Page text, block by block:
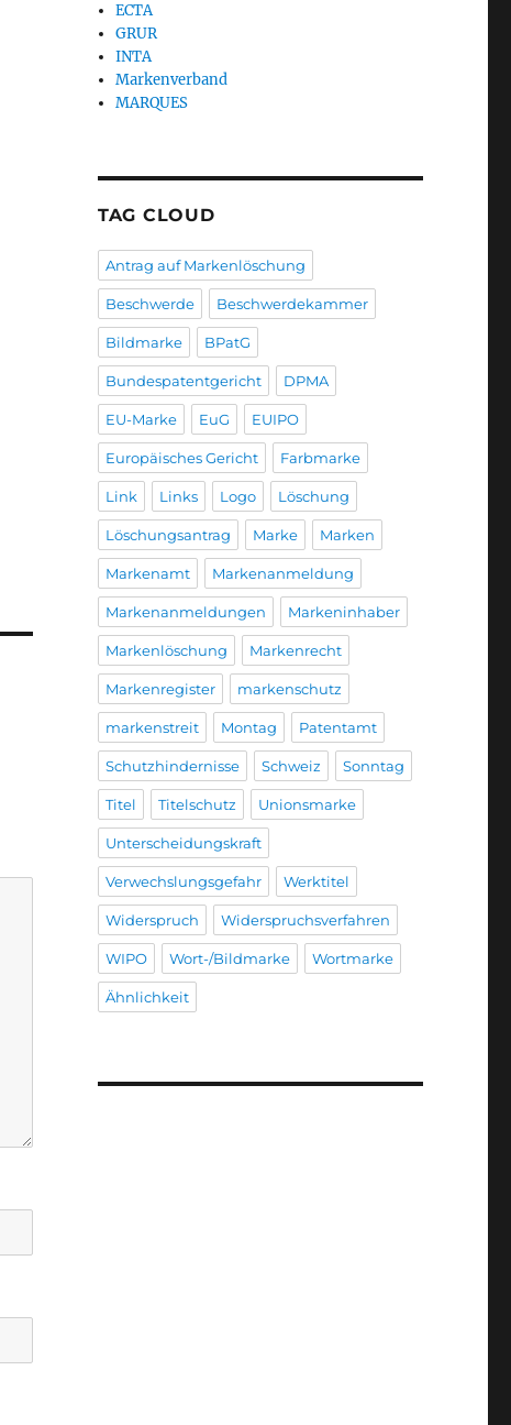
ECTA
GRUR
INTA
Markenverband
MARQUES
TAG CLOUD
Antrag auf Markenlöschung
Beschwerde Beschwerdekammer
Bildmarke BPatG
Bundespatentgericht DPMA
EU-Marke EuG EUIPO
Europäisches Gericht Farbmarke
Link Links Logo Löschung
Löschungsantrag Marke Marken
Markenamt Markenanmeldung
Markenanmeldungen Markeninhaber
Markenlöschung Markenrecht
Markenregister markenschutz
markenstreit Montag Patentamt
Schutzhindernisse Schweiz Sonntag
Titel Titelschutz Unionsmarke
Unterscheidungskraft
Verwechslungsgefahr Werktitel
Widerspruch Widerspruchsverfahren
WIPO Wort-/Bildmarke Wortmarke
Ähnlichkeit